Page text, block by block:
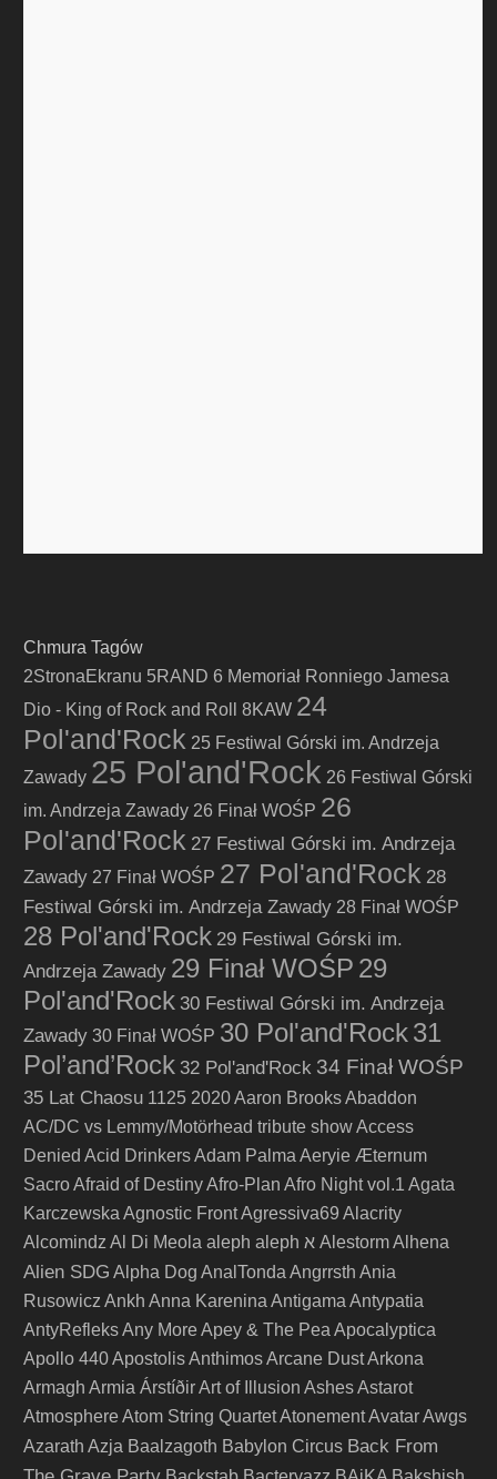
Chmura Tagów
2StronaEkranu 5RAND 6 Memoriał Ronniego Jamesa
Dio - King of Rock and Roll
8KAW 24
Pol'and'Rock 25 Festiwal Górski im. Andrzeja
Zawady 25 Pol'and'Rock 26 Festiwal Górski
im. Andrzeja Zawady 26 Finał WOŚP 26
Pol'and'Rock 27 Festiwal Górski im. Andrzeja
Zawady 27 Finał WOŚP 27 Pol'and'Rock 28
Festiwal Górski im. Andrzeja Zawady 28 Finał WOŚP
28 Pol'and'Rock 29 Festiwal Górski im.
Andrzeja Zawady 29 Finał WOŚP 29
Pol'and'Rock 30 Festiwal Górski im. Andrzeja
Zawady 30 Finał WOŚP 30 Pol'and'Rock31
Pol’and’Rock 32 Pol'and'Rock 34 Finał WOŚP
35 Lat Chaosu 1125 2020Aaron BrooksAbaddon
AC/DC vs Lemmy/Motörhead tribute showAccess
Denied Acid DrinkersAdam Palma Aeryie Æternum
SacroAfraid of DestinyAfro-Plan Afro Night vol.1 Agata
Karczewska Agnostic FrontAgressiva69 Alacrity
Alcomindz Al Di Meola aleph aleph א AlestormAlhena
Alien SDG Alpha Dog AnalTonda Angrrsth Ania
Rusowicz Ankh Anna Karenina Antigama Antypatia
AntyRefleksAny MoreApey & The Pea Apocalyptica
Apollo 440Apostolis AnthimosArcane DustArkona
Armagh Armia ÁrstíðirArt of Illusion AshesAstarot
AtmosphereAtom String QuartetAtonementAvatarAwgs
Azarath Azja Baalzagoth Babylon Circus Back From